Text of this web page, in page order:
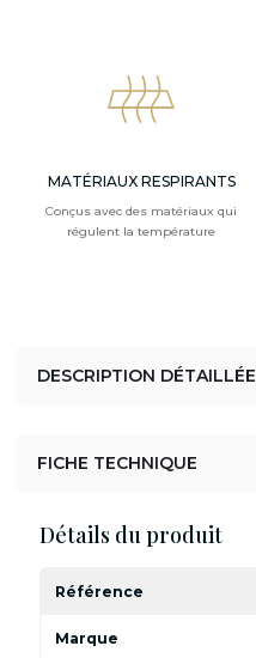
MATÉRIAUX RESPIRANTS
Conçus avec des matériaux qui
régulent la température
DESCRIPTION DÉTAILLÉE
FICHE TECHNIQUE
Détails du produit
Référence
Marque